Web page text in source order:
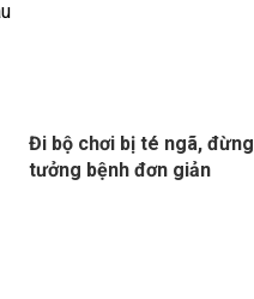
Đi bộ chơi bị té ngã, đừng
tưởng bệnh đơn giản